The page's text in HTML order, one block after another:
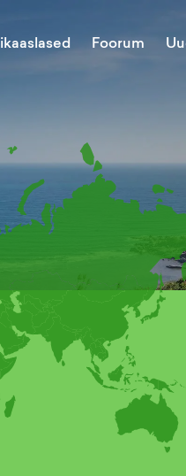
Foorum